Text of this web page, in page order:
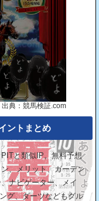
出典：競馬検証.com
ントまとめ
と類似IP。無料予想
、メリット、ガーデン
ナビゲーター、メイ
グ、ダーツなどもグル